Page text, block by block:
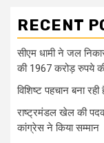
RECENT
सीएम धामी ने जल
की 1967 करोड़ रुपये की
विशिष्ट पहचान बना
राष्ट्रमंडल खेल की पदक
कांग्रेस ने किया सम्मान